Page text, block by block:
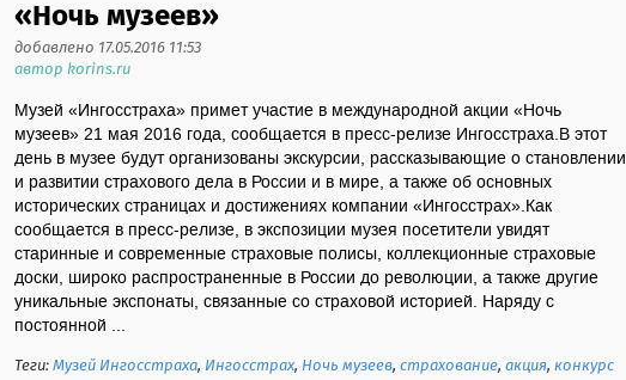
«Ночь музеев»
добавлено 17.05.2016 11:53
автор korins.ru
Музей «Ингосстраха» примет участие в международной акции «Ночь
музеев» 21 мая 2016 года, сообщается в пресс-релизе Ингосстраха.В этот
день в музее будут организованы экскурсии, рассказывающие о становлении
и развитии страхового дела в России и в мире, а также об основных
исторических страницах и достижениях компании «Ингосстрах».Как
сообщается в пресс-релизе, в экспозиции музея посетители увидят
старинные и современные страховые полисы, коллекционные страховые
доски, широко распространенные в России до революции, а также другие
уникальные экспонаты, связанные со страховой историей. Наряду с
постоянной ...
Теги:Музей Ингосстраха, Ингосстрах, Ночь музеев,страхование,акция,конкурс